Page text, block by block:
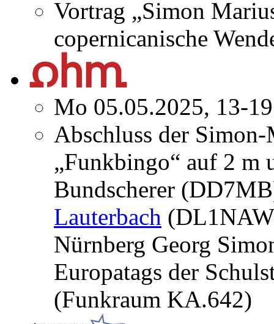
Vortrag „Simon
copernicanische
Mo 05.05.2025, 13-
Abschluss der
„Funkbingo“ auf 2
Bundscherer
Lauterbach
Nürnberg Georg
Europatags der
(Funkraum KA.642)